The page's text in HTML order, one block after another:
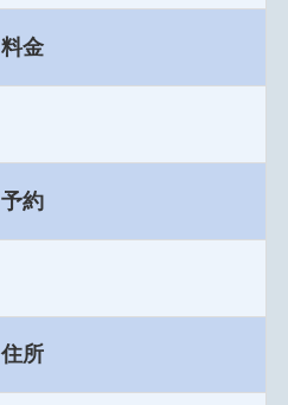
料金
予約
住所